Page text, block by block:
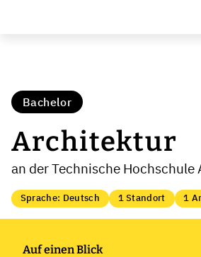
Bachelor
Architektur
an der Technische Hochschule
Sprache: Deutsch 1 Standort 1
Auf einen Blick